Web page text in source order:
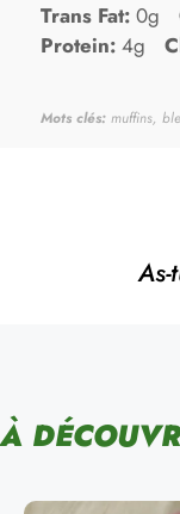
Trans Fat: 0g
Protein: 4g
Mots clés: muffins,
À